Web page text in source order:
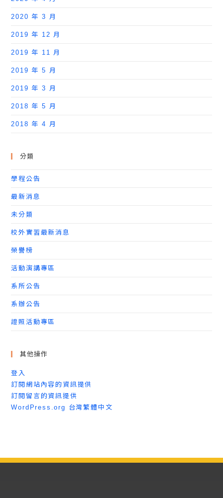
2020 年 3 月
2019 年 12 月
2019 年 11 月
2019 年 5 月
2019 年 3 月
2018 年 5 月
2018 年 4 月
分類
學程公告
最新消息
未分類
校外實習最新消息
榮譽榜
活動演講專區
系所公告
系辦公告
證照活動專區
其他操作
登入
訂閱網站內容的資訊提供
訂閱留言的資訊提供
WordPress.org 台灣繁體中文